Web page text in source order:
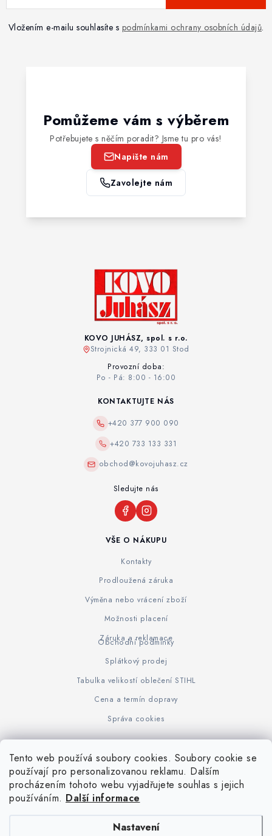
Tento web používá soubory cookies. Soubory cookie se
používají pro personalizovanou reklamu. Dalším
procházením tohoto webu vyjadřujete souhlas s jejich
používáním. Další informace
Nastavení
Vložením e-mailu souhlasíte s podmínkami ochrany osobních údajů.
Pomůžeme vám s výběrem
Potřebujete s něčím poradit? Jsme tu pro vás!
Napište nám
Zavolejte nám
KOVO JUHÁSZ, spol. s r.o.
Strojnická 49, 333 01 Stod
Provozní doba:
Po - Pá: 8:00 - 16:00
VŠE O NÁKUPU
Kontakty
Prodloužená záruka
Výměna nebo vrácení zboží
Možnosti placení
Záruka a reklamace
Obchodní podmínky
Splátkový prodej
Tabulka velikostí oblečení STIHL
Cena a termín dopravy
Správa cookies
KONTAKTUJTE NÁS
+420 377 900 090
+420 733 133 331
obchod@kovojuhasz.cz
Sledujte nás
www.KOVOJUHASZ.cz Výrobce STIHL STIHL Timbersport